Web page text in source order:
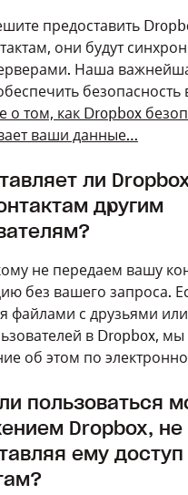
предоставить
они будут
Наша
о том, как Dropbox
ваши данные…
ли
другим
не передаем вашу
без вашего запроса.
файлами с друзьями
в Dropbox,
об этом по
пользоваться
Dropbox, не
ему